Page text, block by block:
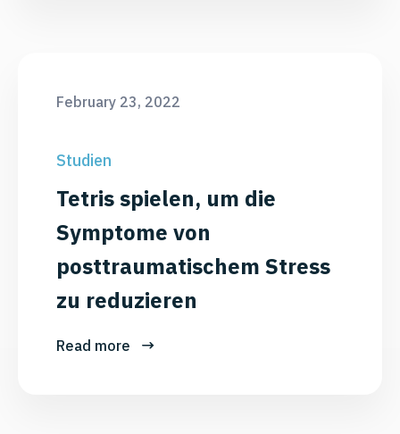
February 23, 2022
Studien
Tetris spielen, um die
Symptome von
posttraumatischem Stress
zu reduzieren
Read more